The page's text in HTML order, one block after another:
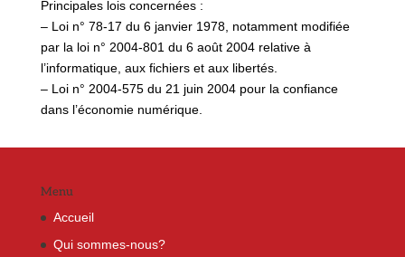
Principales lois concernées :
– Loi n° 78-17 du 6 janvier 1978, notamment modifiée
par la loi n° 2004-801 du 6 août 2004 relative à
l’informatique, aux fichiers et aux libertés.
– Loi n° 2004-575 du 21 juin 2004 pour la confiance
dans l’économie numérique.
Menu
Accueil
Qui sommes-nous?